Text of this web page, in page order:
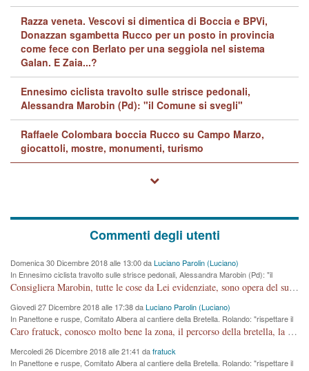
Razza veneta. Vescovi si dimentica di Boccia e BPVi,
Donazzan sgambetta Rucco per un posto in provincia
come fece con Berlato per una seggiola nel sistema
Galan. E Zaia...?
Ennesimo ciclista travolto sulle strisce pedonali,
Alessandra Marobin (Pd): "il Comune si svegli"
Raffaele Colombara boccia Rucco su Campo Marzo,
giocattoli, mostre, monumenti, turismo
Commenti degli utenti
Domenica 30 Dicembre 2018 alle 13:00 daLuciano Parolin (Luciano)
In Ennesimo ciclista travolto sulle strisce pedonali, Alessandra Marobin (Pd): "il
Comune si svegli"
Consigliera Marobin, tutte le cose da Lei evidenziate, sono opera del suo ex Assessore e compagno di Partito Antonio Marco Dalla Pozza Assessore alla "progettazione" di piste ciclabili e altre porcherie. A lui manderei il conto da saldare per incidenti e danni alle persone. E' ora che "finiamola." Avete perso rassegnatevi. qui IL SINDACO RUCCO NON C'ENTRA PER NIENTE. CAPITO!!!!!!!! Amen.
Giovedi 27 Dicembre 2018 alle 17:38 daLuciano Parolin (Luciano)
In Panettone e ruspe, Comitato Albera al cantiere della Bretella. Rolando: "rispettare il
cronoprogramma"
Caro fratuck, conosco molto bene la zona, il percorso della bretella, la situazione dei cittadini, abito in Viale Trento. A partire dal 2003 ho partecipato al Comitato di Maddalene pro bretella, e a riunioni propositive per apportare modifiche al progetto. Numerose mie foto del territorio sono arrivate a Roma, altri miei interventi (non graditi dalla Sx) sono stati pubblicati dal GdV, assieme ad altri come Ciro Asproso, ora favorevole alla bretella. Ho partecipato alla raccolta firme per la chiusura della strada x 5 giorni eseguita dal Sindaco Hullwech per sforamento 180 Micro/g. Pertanto come impegno per la tematica sono apposto con la coscienza. Ora il Progetto è partito, fine! Voglio dire che la nuova Giunta "comunale" non c'entra più. L'opera sarà "malauguratamente" eseguita, ma non con il mio placet. Il Consigliere Comunale dovrebbe capire che la campagna elettorale è finita, con buona pace di tutti. Quello che invece dovrebbe interessare è la proprietà della strada, dall'uscita autostradale Ovest, sino alla Rotatoria dell'Albara, vi sono tre possessori: Autostrade SpA; La Provincia, il Comune. Come la mettiamo per il futuro ? I costi, da 50 sono saliti a 100 milioni di € come dire 20 milioni a KM (!) da non credere. Comunque si farà. Ma nessuno canti Vittoria, anzi meglio non farne un ulteriore fatto "partitico" per questioni elettorali o di seggio. Se mi manda la sua mail, sono disponibile ad inviare i documenti e le foto sopra descritte. Con ossequi, Luciano Parolin
Mercoledi 26 Dicembre 2018 alle 21:41 dafratuck
In Panettone e ruspe, Comitato Albera al cantiere della Bretella. Rolando: "rispettare il